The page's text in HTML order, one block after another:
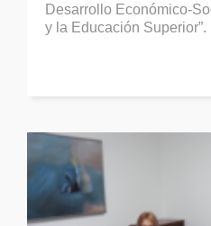
Desarrollo Económico-
y la Educación Superior”.